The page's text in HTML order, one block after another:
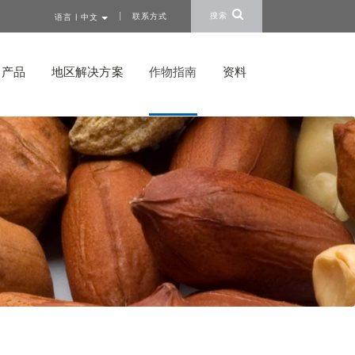
语言 | 中文 联系方式 搜索
产品 地区解决方案 作物指南 资料